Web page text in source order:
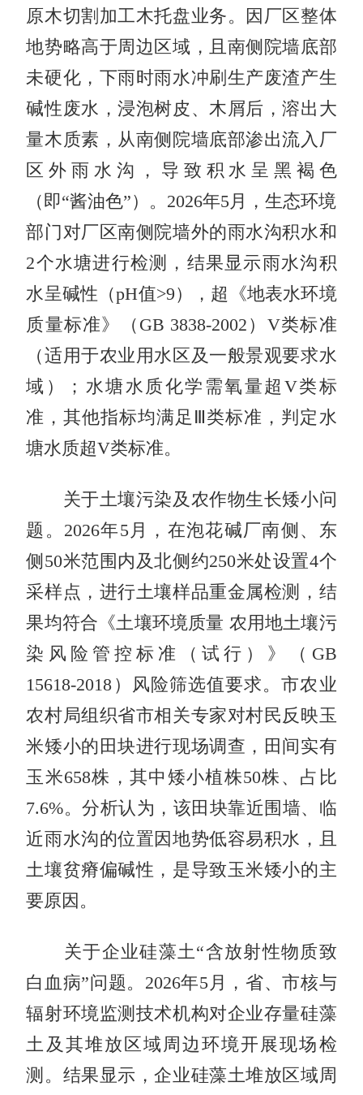
原木切割加工木托盘业务。因厂区整体
地势略高于周边区域，且南侧院墙底部
未硬化，下雨时雨水冲刷生产废渣产生
碱性废水，浸泡树皮、木屑后，溶出大
量木质素，从南侧院墙底部渗出流入厂
区外雨水沟，导致积水呈黑褐色
（即“酱油色”）。2026年5月，生态环境
部门对厂区南侧院墙外的雨水沟积水和
2个水塘进行检测，结果显示雨水沟积
水呈碱性（pH值>9），超《地表水环境
质量标准》（GB 3838-2002）V类标准
（适用于农业用水区及一般景观要求水
域）；水塘水质化学需氧量超V类标
准，其他指标均满足Ⅲ类标准，判定水
塘水质超V类标准。
关于土壤污染及农作物生长矮小问
题。2026年5月，在泡花碱厂南侧、东
侧50米范围内及北侧约250米处设置4个
采样点，进行土壤样品重金属检测，结
果均符合《土壤环境质量 农用地土壤污
染风险管控标准（试行）》（GB
15618-2018）风险筛选值要求。市农业
农村局组织省市相关专家对村民反映玉
米矮小的田块进行现场调查，田间实有
玉米658株，其中矮小植株50株、占比
7.6%。分析认为，该田块靠近围墙、临
近雨水沟的位置因地势低容易积水，且
土壤贫瘠偏碱性，是导致玉米矮小的主
要原因。
关于企业硅藻土“含放射性物质致
白血病”问题。2026年5月，省、市核与
辐射环境监测技术机构对企业存量硅藻
土及其堆放区域周边环境开展现场检
测。结果显示，企业硅藻土堆放区域周